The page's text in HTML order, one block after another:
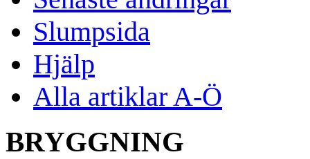
Slumpsida
Hjälp
Alla artiklar A-Ö
BRYGGNING